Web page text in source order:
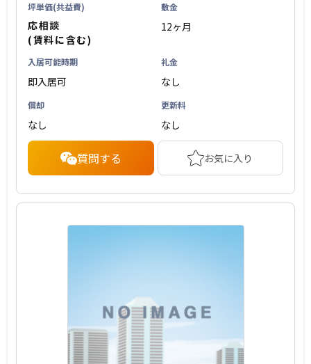
坪単価(共益費)
応相談
(賃料に含む)
敷金
12ヶ月
入居可能時期
即入居可
礼金
なし
償却
なし
更新料
なし
質問する お気に入り